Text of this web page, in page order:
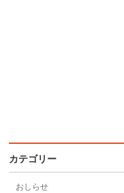
カテゴリー
おしらせ